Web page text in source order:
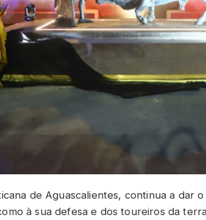
de Aguascalientes, continua a dar
à sua defesa e dos toureiros da